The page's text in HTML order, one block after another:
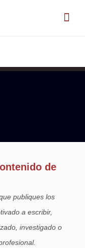
de
publiques los
a escribir,
investigado o